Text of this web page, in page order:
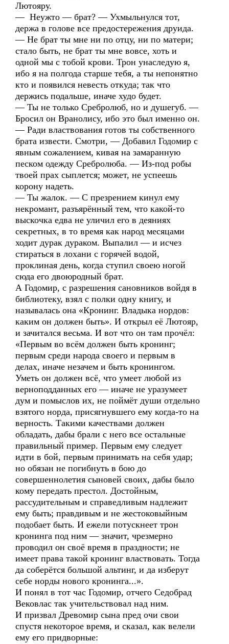
Лютояру.
— Неужто — брат? — Ухмыльнулся тот,
держа в голове все предостережения друида.
— Не брат ты мне ни по отцу, ни по матери;
стало быть, не брат ты мне вовсе, хоть и
одной мы с тобой крови. Трон унаследую я,
ибо я на полгода старше тебя, а ты непонятно
кто и появился невесть откуда; так что
держись подальше, иначе худо будет.
— Ты не только Сребролюб, но и душегуб. —
Бросил он Вранолису, ибо это был именно он.
— Ради властвования готов ты собственного
брата извести. Смотри, — Добавил Годомир с
явным сожалением, кивая на замаранную
песком одежду Сребролюба. — Из-под робы
твоей прах сыплется; может, не успеешь
корону надеть.
— Ты жалок. — С презрением кинул ему
некромант, разъярённый тем, что какой-то
выскочка едва не уличил его в деяниях
секретных, в то время как народ месяцами
ходит дурак дураком. Выпалил — и исчез
стираться в лохани с горячей водой,
проклиная день, когда ступил своею ногой
сюда его двоюродный брат.
А Годомир, с разрешения сановников войдя в
библиотеку, взял с полки одну книгу, и
называлась она «Кронинг. Владыка нордов:
каким он должен быть». И открыл её Лютояр,
и зачитался весьма. И вот что он там прочёл:
«Первым во всём должен быть кронинг;
первым среди народа своего и первым в
делах, иначе незачем и быть кронингом.
Уметь он должен всё, что умеет любой из
верноподданных его — иначе не уразумеет
дум и помыслов их, не поймёт души отдельно
взятого норда, присягнувшего ему когда-то на
верность. Такими качествами должен
обладать, дабы брали с него все остальные
правильный пример. Первым ему следует
идти в бой, первым принимать на себя удар;
но обязан не погибнуть в бою до
совершеннолетия сыновей своих, дабы было
кому передать престол. Достойным,
рассудительным и справедливым надлежит
ему быть; правдивым и не жестоковыйным
подобает быть. И ежели потускнеет трон
кронинга под ним — значит, чрезмерно
проводил он своё время в праздности; не
имеет права такой кронинг властвовать. Тогда
да соберётся большой альтинг, и да изберут
себе норды нового кронинга...».
И понял в тот час Годомир, отчего Седобрад
Вековлас так учительствовал над ним.
И призвал Древомир сына пред очи свои
спустя некоторое время, и сказал, как велели
ему его придворные: